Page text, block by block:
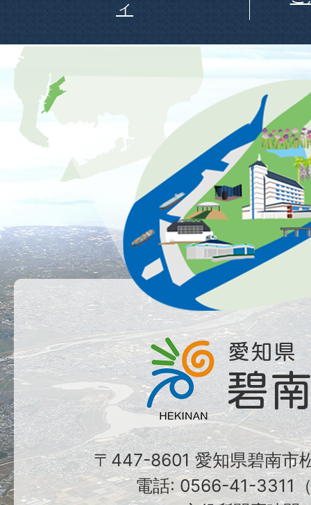
ィ
〒447-8601 愛知県碧南市
電話: 0566-41-3311